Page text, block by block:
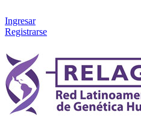
Ingresar
Registrarse